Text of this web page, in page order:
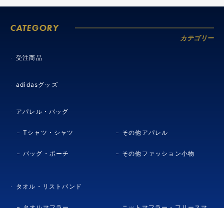
CATEGORY
カテゴリー
受注商品
adidasグッズ
アパレル・バッグ
Tシャツ・シャツ その他アパレル
バッグ・ポーチ その他ファッション小物
タオル・リストバンド